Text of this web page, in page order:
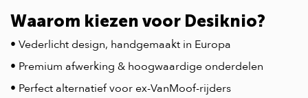
Waarom kiezen voor Desiknio?
• Vederlicht design, handgemaakt in Europa
• Premium afwerking & hoogwaardige onderdelen
• Perfect alternatief voor ex-VanMoof-rijders